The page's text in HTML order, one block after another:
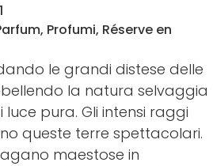
, Profumi, Réserve en
le grandi distese delle
la natura selvaggia
luce pura. Gli intensi raggi
queste terre spettacolari.
maestose in